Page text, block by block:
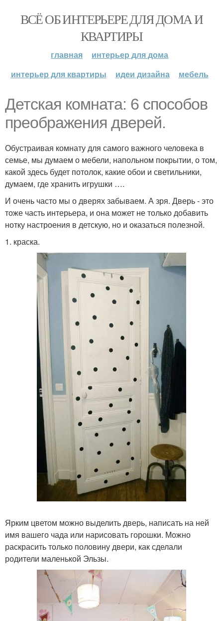
ВСЁ ОБ ИНТЕРЬЕРЕ ДЛЯ ДОМА И
КВАРТИРЫ
главная
интерьер для дома
интерьер для квартиры
идеи дизайна мебель
Детская комната: 6 способов
преображения дверей.
Обустраивая комнату для самого важного человека в
семье, мы думаем о мебели, напольном покрытии, о том,
какой здесь будет потолок, какие обои и светильники,
думаем, где хранить игрушки ….
И очень часто мы о дверях забываем. А зря. Дверь - это
тоже часть интерьера, и она может не только добавить
нотку настроения в детскую, но и оказаться полезной.
1. краска.
Ярким цветом можно выделить дверь, написать на ней
имя вашего чада или нарисовать горошки. Можно
раскрасить только половину двери, как сделали
родители маленькой Эльзы.